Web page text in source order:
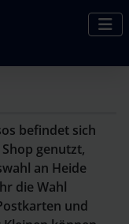
befindet sich
genutzt,
an Heide
die Wahl
und